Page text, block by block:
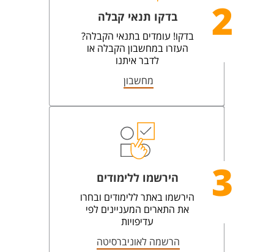
2 בדקו תנאי קבלה
בדקו! עומדים בתנאי הקבלה?
העזרו במחשבון הקבלה או
לדבר איתנו
מחשבון
3 הירשמו ללימודים
הירשמו באתר ללימודים ובחרו
את התארים המעניינים לפי
עדיפויות
הרשמה לאוניברסיטה